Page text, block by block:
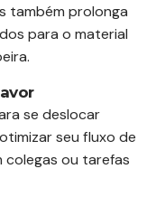
também prolonga
para o material
se deslocar
seu fluxo de
ou tarefas